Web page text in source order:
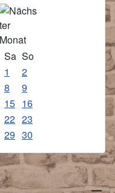
Sa So
1
2
8
9
15 16
22 23
29 30